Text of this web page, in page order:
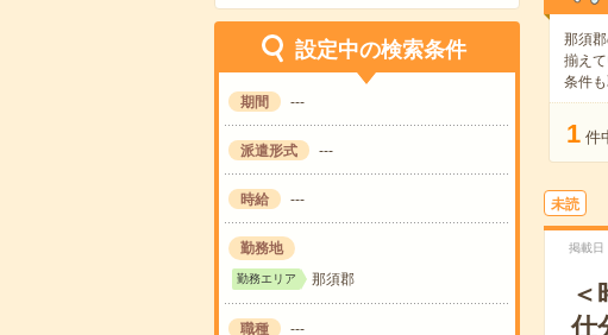
設定中の検索条件
期間 ---
派遣形式 ---
時給 ---
勤務地
勤務エリア 那須郡
職種 ---
那須
揃え
条件も
1 件
未読
掲載日
仕